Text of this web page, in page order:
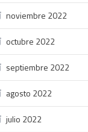
noviembre 2022
octubre 2022
septiembre 2022
agosto 2022
julio 2022